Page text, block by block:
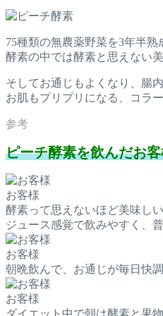
75種類の無農薬野菜を3年半
酵素の中では酵素と思えない
そしてお通じもよくなり、腸
お肌もプリプリになる、コラ
ピーチ酵素を飲んだお
お客様
酵素って思えないほど美味し
ジュース感覚で飲みやすく、
お客様
朝晩飲んで、お通じが毎日快
お客様
ダイエット中で朝は酵素と果物